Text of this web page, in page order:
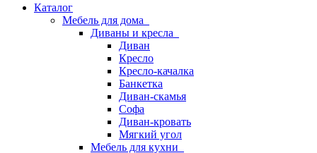
Каталог
Мебель для дома
Диваны и кресла
Диван
Кресло
Кресло-качалка
Банкетка
Диван-скамья
Софа
Диван-кровать
Мягкий угол
Мебель для кухни